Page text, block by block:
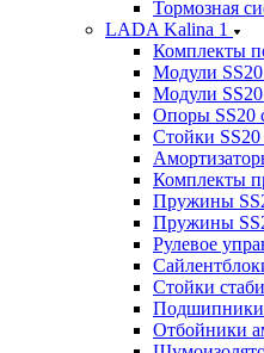
Тормозная
LADA Kalina 1
Комплекты
Модули
Модули SS20
Опоры SS20
Стойки SS20
Комплекты
Пружины
Пружины
Рулевое
Стойки
Подшипники
Отбойники